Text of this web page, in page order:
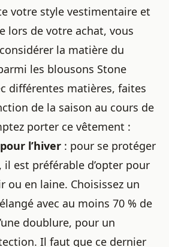
votre style vestimentaire et
lors de votre achat, vous
la matière du
les blousons Stone
différentes matières, faites
de la saison au cours de
porter ce vêtement :
l’hiver : pour se protéger
est préférable d’opter pour
ou en laine. Choisissez un
avec au moins 70 % de
doublure, pour un
Il faut que ce dernier